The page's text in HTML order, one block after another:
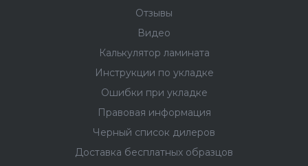
Отзывы
Видео
Калькулятор ламината
Инструкции по укладке
Ошибки при укладке
Правовая информация
Черный список дилеров
Доставка бесплатных образцов